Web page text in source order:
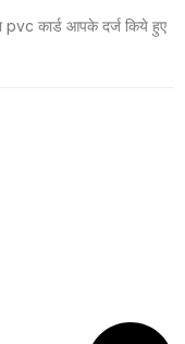
pvc कार्ड आपके दर्ज किये हुए